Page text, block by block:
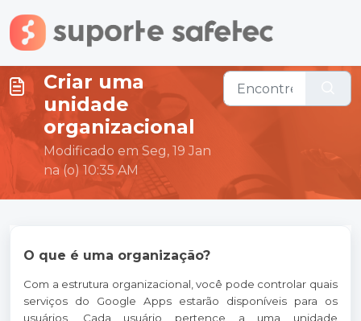
Ir para o conteúdo principal
Criar uma
unidade
organizacional
Modificado em Seg, 19 Jan
na (o) 10:35 AM
O que é uma organização?
Com a estrutura organizacional, você pode controlar quais
serviços do Google Apps estarão disponíveis para os
usuários. Cada usuário pertence a uma unidade